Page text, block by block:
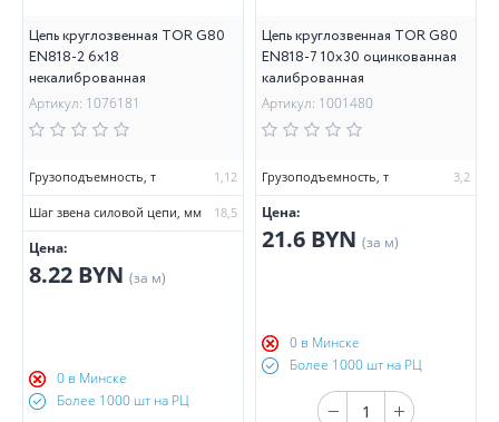
Цепь круглозвенная TOR G80
EN818-2 6х18
некалиброванная
Артикул: 1076181
Грузоподъемность, т 1,12
Шаг звена силовой цепи, мм 18,5
Цена:
8.22 BYN (за м)
0 в Минске
Более 1000 шт на РЦ
Цепь круглозвенная TOR G80
EN818-7 10х30 оцинкованная
калиброванная
Артикул: 1001480
Грузоподъемность, т 3,2
Цена:
21.6 BYN (за м)
0 в Минске
Более 1000 шт на РЦ